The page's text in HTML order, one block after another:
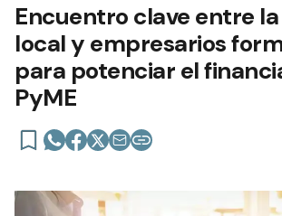
Encuentro clave entre
local y empresarios
para potenciar el
PyME